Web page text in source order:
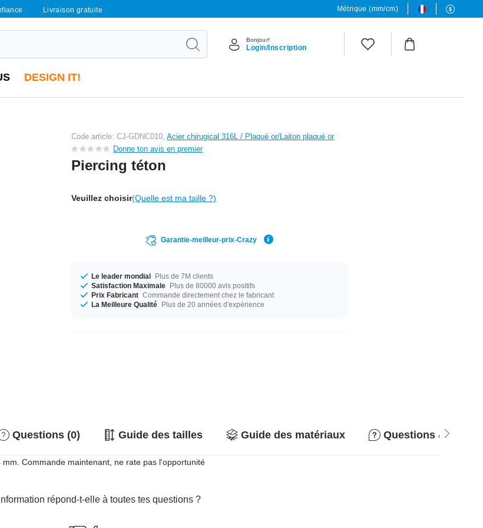
Livraison gratuite Métrique (mm/cm)
Bonjour!
Login/Inscription
DESIGN IT!
Code article: CJ-GDNC010,Acier chirugical 316L / Plaqué or/Laiton plaqué or
Donne ton avis en premier
Piercing téton
Veuillez choisir(Quelle est ma taille ?)
Garantie-meilleur-prix-Crazy
Le leader mondial Plus de 7M clients
Satisfaction Maximale Plus de 80000 avis positifs
Prix Fabricant Commande directement chez le fabricant
La Meilleure Qualité Plus de 20 années d'expérience
Questions (0) Guide des tailles Guide des matériaux Questions &
Commande maintenant, ne rate pas l'opportunité
répond-t-elle à toutes tes questions ?